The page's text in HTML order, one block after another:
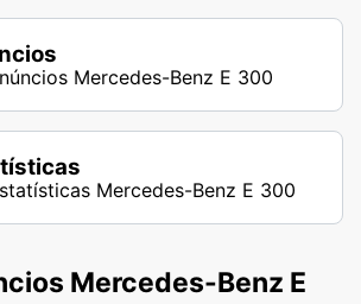
Mercedes-Benz E 300
Mercedes-Benz E 300
Mercedes-Benz E